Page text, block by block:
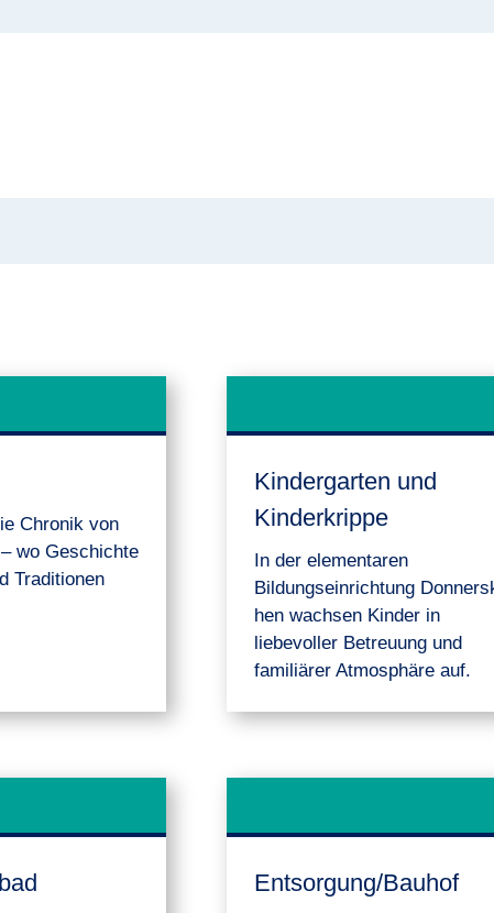
Chronik von
wo Geschichte
Traditionen
Kindergarten und
Kinderkrippe
In der elementaren
Bildungseinrichtung
hen wachsen Kinder in
liebevoller Betreuung und
familiärer Atmosphäre auf.
Entsorgung/Bauhof